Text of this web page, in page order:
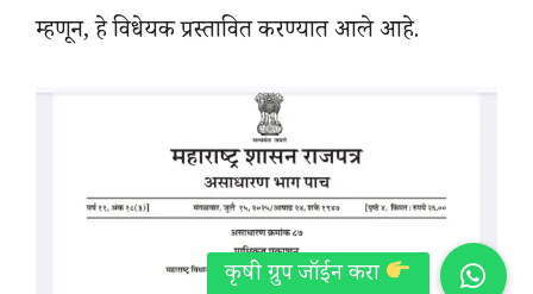
म्हणून, हे विधेयक प्रस्तावित करण्यात आले आहे.